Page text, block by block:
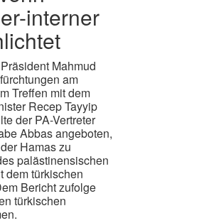
interner
Mahmud
am
Treffen mit dem
Recep Tayyip
der PA-Vertreter
Abbas angeboten,
Hamas zu
palästinensischen
dem türkischen
Bericht zufolge
türkischen